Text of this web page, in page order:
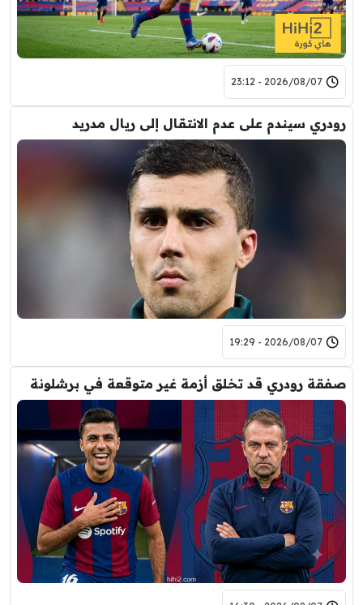
2026/08/07 - 23:12
رودري سيندم على عدم الانتقال إلى ريال مدريد
2026/08/07 - 19:29
صفقة رودري قد تخلق أزمة غير متوقعة في برشلونة